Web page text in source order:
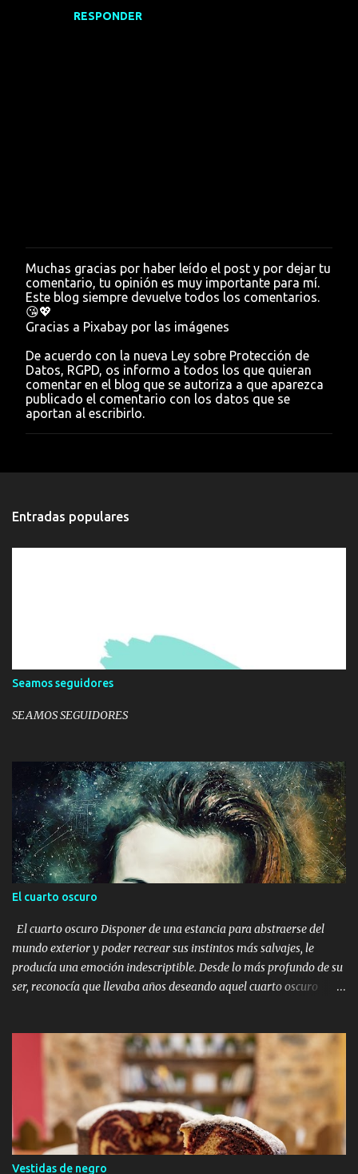
RESPONDER
P
u
b
l
i
a
r
u
n
c
o
n
r
o
Muchas gracias por haber leído el post y por dejar tu
comentario, tu opinión es muy importante para mí.
Este blog siempre devuelve todos los comentarios.
😘💖
Gracias a Pixabay por las imágenes
De acuerdo con la nueva Ley sobre Protección de
Datos, RGPD, os informo a todos los que quieran
comentar en el blog que se autoriza a que aparezca
publicado el comentario con los datos que se
aportan al escribirlo.
Entradas populares
Seamos seguidores
SEAMOS SEGUIDORES
El cuarto oscuro
El cuarto oscuro Disponer de una estancia para abstraerse del
mundo exterior y poder recrear sus instintos más salvajes, le
producía una emoción indescriptible. Desde lo más profundo de su
ser, reconocía que llevaba años deseando aquel cuarto oscuro
persona rara, extrovertida, incluso en algunas ocasiones notaba
miradas de miedo y de desprecio. El miedo no sabía por qué, y el
desprecio posiblemente era por su forma de ser, de vestir, de decir
las cosas, de no aceptar la convivencia tal y como se planteaba en
la mayoría de la sociedad. Él era un ser distinto, creativo, soñador,
y si, se había intentado adaptar a un mundo que no era el suyo, a
una sociedad que no lo entendía, a una rutina que lo sumergía en
Vestidas de negro